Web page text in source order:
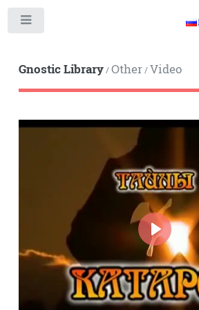
Gnostic Library/Other/Video
PLAY